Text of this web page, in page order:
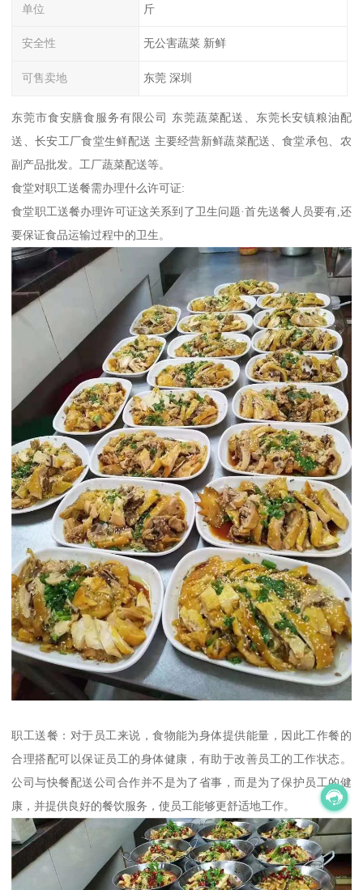
单位 斤
安全性 无公害蔬菜 新鲜
可售卖地 东莞 深圳
东莞市食安膳食服务有限公司 东莞蔬菜配送、东莞长安镇粮油配
送、长安工厂食堂生鲜配送 主要经营新鲜蔬菜配送、食堂承包、农
副产品批发。工厂蔬菜配送等。
食堂对职工送餐需办理什么许可证:
食堂职工送餐办理许可证这关系到了卫生问题·首先送餐人员要有,还
要保证食品运输过程中的卫生。
职工送餐：对于员工来说，食物能为身体提供能量，因此工作餐的
合理搭配可以保证员工的身体健康，有助于改善员工的工作状态。
公司与快餐配送公司合作并不是为了省事，而是为了保护员工的健
康，并提供良好的餐饮服务，使员工能够更舒适地工作。